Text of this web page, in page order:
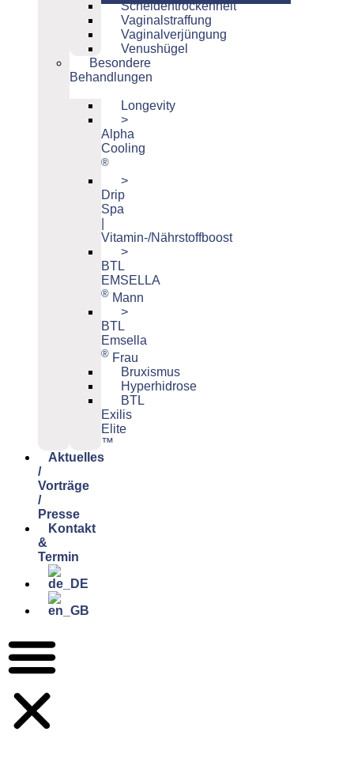
Scheidentrockenheit
Vaginalstraffung
Vaginalverjüngung
Venushügel
Besondere
Behandlungen
Longevity
>
Alpha
Cooling
®
>
Drip
Spa
Vitamin-/Nährstoffboost
>
BTL
EMSELLA
® Mann
>
BTL
Emsella
® Frau
Bruxismus
Hyperhidrose
BTL
Exilis
Elite
™
Aktuelles
/
Vorträge
/
Presse
Kontakt
&
Termin